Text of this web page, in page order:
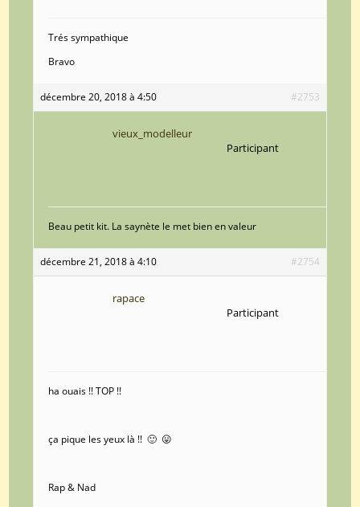
Trés sympathique
Bravo
décembre 20, 2018 à 4:50 #2753
vieux_modelleur
Participant
Beau petit kit. La saynète le met bien en valeur
décembre 21, 2018 à 4:10 #2754
rapace
Participant
ha ouais !! TOP !!
ça pique les yeux là !! 🙂 😛
Rap & Nad